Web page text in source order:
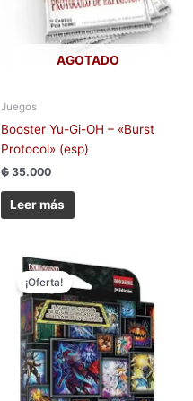
AGOTADO
Juegos
Booster Yu-Gi-OH – «Burst
Protocol» (esp)
₲ 35.000
Leer más
¡Oferta!
El
precio
original
era:
₲ 120.000.
precio
actual
es:
₲ 100.000.